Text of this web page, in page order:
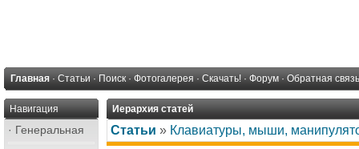
Главная · Статьи · Поиск · Фотогалерея · Скачать! · Форум · Обратная связь
Навигация
· Генеральная
Иерархия статей
Статьи » Клавиатуры, мыши,